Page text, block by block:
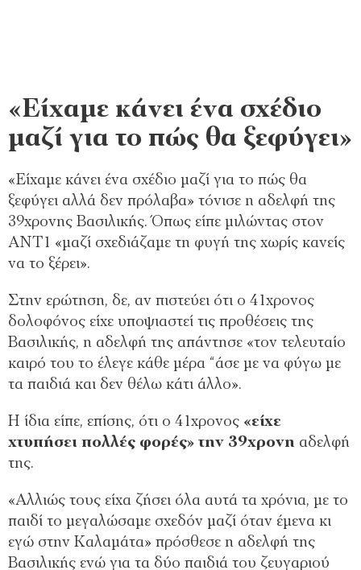
«Είχαμε κάνει ένα σχέδιο
μαζί για το πώς θα ξεφύγει»
«Είχαμε κάνει ένα σχέδιο μαζί για το πώς θα
ξεφύγει αλλά δεν πρόλαβα» τόνισε η αδελφή της
39χρονης Βασιλικής. Όπως είπε μιλώντας στον
ΑΝΤ1 «μαζί σχεδιάζαμε τη φυγή της χωρίς κανείς
να το ξέρει».
Στην ερώτηση, δε, αν πιστεύει ότι ο 41χρονος
δολοφόνος είχε υποψιαστεί τις προθέσεις της
Βασιλικής, η αδελφή της απάντησε «τον τελευταίο
καιρό του το έλεγε κάθε μέρα “άσε με να φύγω με
τα παιδιά και δεν θέλω κάτι άλλο».
Η ίδια είπε, επίσης, ότι ο 41χρονος «είχε
χτυπήσει πολλές φορές» την 39χρονη αδελφή
της.
«Αλλιώς τους είχα ζήσει όλα αυτά τα χρόνια, με το
παιδί το μεγαλώσαμε σχεδόν μαζί όταν έμενα κι
εγώ στην Καλαμάτα» πρόσθεσε η αδελφή της
Βασιλικής ενώ για τα δύο παιδιά του ζευγαριού